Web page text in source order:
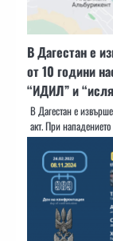
В Дагестан е
от 10 години
“ИДИЛ” и
В Дагестан е
акт. При